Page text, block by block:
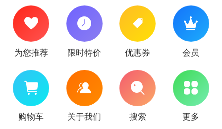
为您推荐 限时特价 优惠券 会员
购物车 关于我们 搜索 更多